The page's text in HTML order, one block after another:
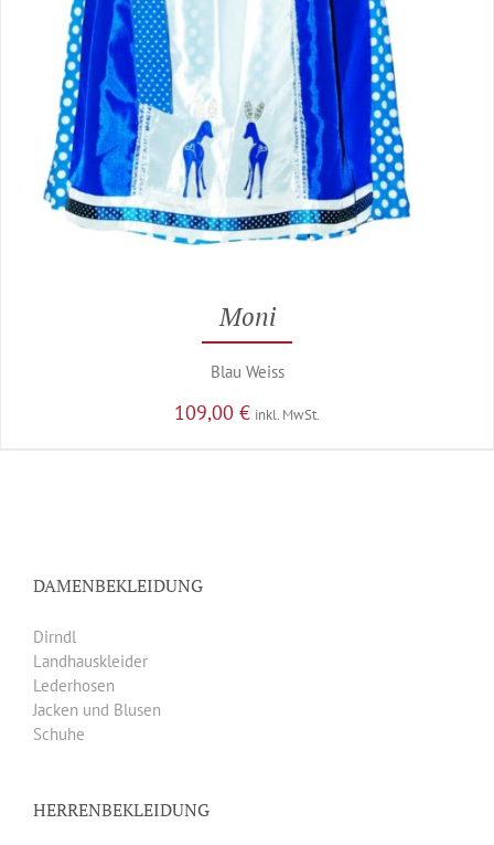
Moni
Blau Weiss
109,00 € inkl. MwSt.
DAMENBEKLEIDUNG
Dirndl
Landhauskleider
Lederhosen
Jacken und Blusen
Schuhe
HERRENBEKLEIDUNG